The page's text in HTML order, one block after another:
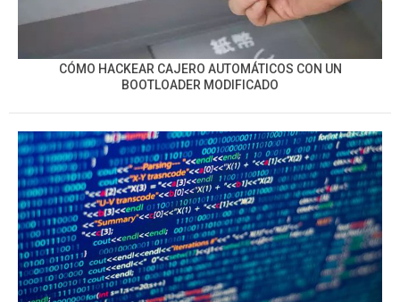
CÓMO HACKEAR CAJERO AUTOMÁTICOS CON UN
BOOTLOADER MODIFICADO